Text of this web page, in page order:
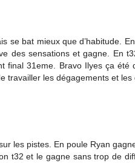
se bat mieux que d’habitude.
des sensations et gagne. En
final 31eme. Bravo Ilyes ça été
travailler les dégagements et les
les pistes. En poule Ryan
t32 et le gagne sans trop de